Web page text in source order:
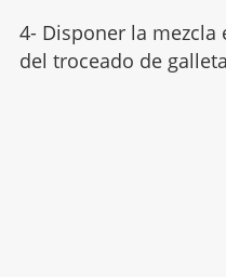
4- Disponer la mezcla
del troceado de